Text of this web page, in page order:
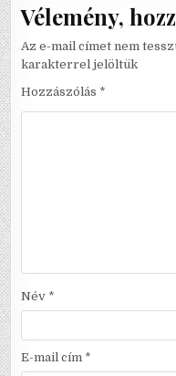
Vélemény,
Az e-mail címet nem
karakterrel jelöltük
Hozzászólás *
Név *
E-mail cím *